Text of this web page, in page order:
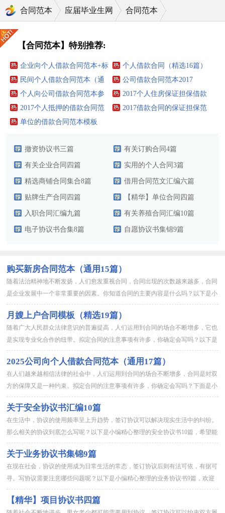
合同范本 应届毕业生网 合同范本
【合同范本】特别推荐:
企业向个人借款合同范本+标
准版
个人借款合同（精选16篇）
民间个人借款合同范本（通
用10篇）
公司借款合同范本2017
个人向公司借款合同范本参
考
2017个人住房保证担保借款
合同范本
2017个人抵押的借款合同范
本标准版
2017借款合同的保证担保范
单位的借款合同范本模板
撤资协议书三篇 有关订购合同4篇
有关企业合同四篇 实用的个人合同3篇
精选商铺合同集合8篇 借用合同范文汇编六篇
贴牌生产合同四篇 【精华】单位合同四篇
入职合同汇编九篇 有关养殖合同汇编10篇
电子协议书合集8篇 自愿协议书集锦9篇
购买新房合同范本（通用15篇）
随着法治精神地不断发扬，人们愈发重视合同，合同出现的次数越来越多，合同
是企业发展中一个非常重要的因素。你知道合同的主要内容是什么吗？以下是小
编精心整理的购买新房合同范本，欢迎阅读与收藏。 购买新房合...
月嫂上户合同模板（精选19篇）
随着广大人民群众法律意识的普遍提高，人们运用到合同的场合不断增多，它也
是实现专业化合作的纽带。拟定合同的注意事项有许多，你确定会写吗？以下是
小编精心整理的月嫂上户合同模板，仅供参考，希望能够帮助到大家...
2025公司向个人借款合同范本（通用17篇）
在人们越来越相信法律的社会中，人们运用到合同的场合不断增多，合同是对双
方的保障又是一种约束。拟定合同的注意事项有许多，你确定会写吗？下面是小
编精心整理的2025公司向个人借款合同范本，欢迎大家借鉴与参考，...
关于安全协议书汇编10篇
在生活中，协议的使用频率呈上升趋势，签订协议可以解决现实生活中的纠纷。
那么相关的协议到底怎么写呢？以下是小编精心整理的安全协议书10篇，希望能
够帮助到大家。安全协议书 篇1甲方：幼儿园乙方：XXXXX...
关于业务协议书集锦9篇
在现在社会，协议的使用成为日常生活的常态，签订协议后则有法可依，有据可
寻。写协议需要注意哪些问题呢？以下是小编精心整理的业务协议书9篇，欢迎
阅读与收藏。业务协议书 篇1甲方：_____________...
【精华】项目协议书四篇